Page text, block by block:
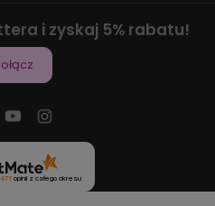
i zyskaj 5% rabatu!
opinii z całego okresu